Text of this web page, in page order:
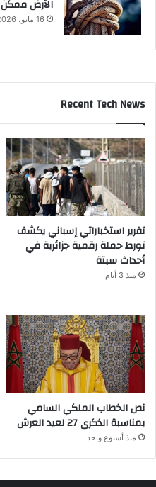
الأرض ممكن
16 مايو، 2026
Recent Tech News
تقرير استخباراتي إسباني يكشف
تورط حملة رقمية جزائرية في
أحداث سبتة
منذ 3 أيام
نص الخطاب الملكي السامي
بمناسبة الذكرى 27 لعيد العرش
منذ أسبوع واحد